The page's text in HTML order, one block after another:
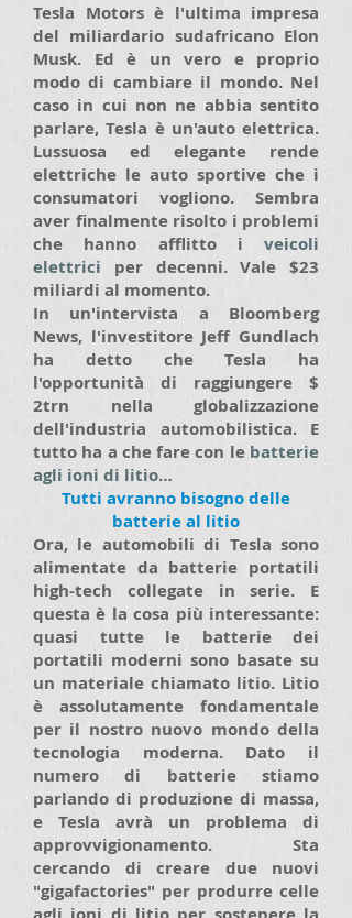
Tesla Motors è l'ultima impresa
del miliardario sudafricano Elon
Musk. Ed è un vero e proprio
modo di cambiare il mondo. Nel
caso in cui non ne abbia sentito
parlare, Tesla è un'auto elettrica.
Lussuosa ed elegante rende
elettriche le auto sportive che i
consumatori vogliono. Sembra
aver finalmente risolto i problemi
che hanno afflitto i veicoli
elettrici per decenni. Vale $23
miliardi al momento.
In un'intervista a Bloomberg
News, l'investitore Jeff Gundlach
ha detto che Tesla ha
l'opportunità di raggiungere $
2trn nella globalizzazione
dell'industria automobilistica. E
tutto ha a che fare con le batterie
agli ioni di litio…
Tutti avranno bisogno delle
batterie al litio
Ora, le automobili di Tesla sono
alimentate da batterie portatili
high-tech collegate in serie. E
questa è la cosa più interessante:
quasi tutte le batterie dei
portatili moderni sono basate su
un materiale chiamato litio. Litio
è assolutamente fondamentale
per il nostro nuovo mondo della
tecnologia moderna. Dato il
numero di batterie stiamo
parlando di produzione di massa,
e Tesla avrà un problema di
approvvigionamento. Sta
cercando di creare due nuovi
"gigafactories" per produrre celle